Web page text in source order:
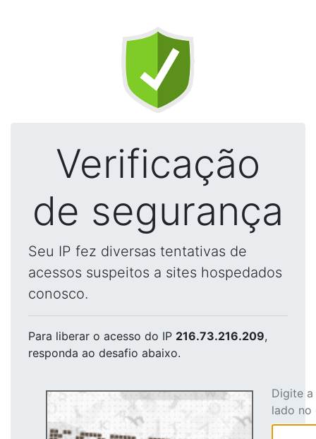
Verificação
de segurança
Seu IP fez diversas tentativas de
acessos suspeitos a sites hospedados
conosco.
Para liberar o acesso do IP 216.73.216.209,
responda ao desafio abaixo.
Digite
lado no